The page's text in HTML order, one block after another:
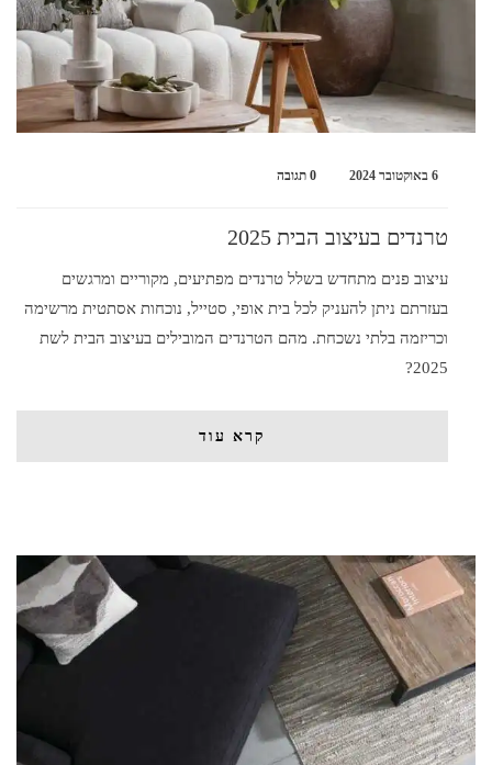
6 באוקטובר 2024 0 תגובה
טרנדים בעיצוב הבית 2025
עיצוב פנים מתחדש בשלל טרנדים מפתיעים, מקוריים ומרגשים
בעזרתם ניתן להעניק לכל בית אופי, סטייל, נוכחות אסתטית מרשימה
וכריזמה בלתי נשכחת. מהם הטרנדים המובילים בעיצוב הבית לשת
2025?
קרא עוד